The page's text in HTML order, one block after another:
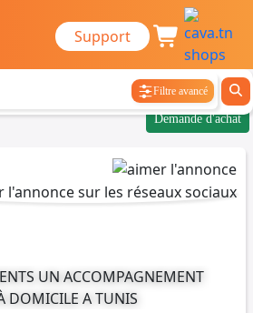
Support
Filtre avancé
Demande d'achat